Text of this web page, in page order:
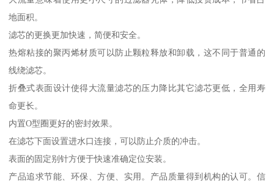
地面积。
滤芯的更换更加快速，简便和安全。
热熔粘接的聚丙烯材质可以防止颗粒释放和卸载，这不同于普通的
线绕滤芯。
折叠式表面设计使得大流量滤芯的压力降比其它滤芯更低，全用寿
命更长。
内置O型圈更好的密封效果。
在滤芯下面设置进水口连接，可以防止介质的冲击。
表面的固定别针方便于快速准确定位安装。
产品追求节能、环保、方便、实用。产品质量得到机构的认可。信